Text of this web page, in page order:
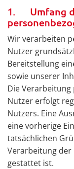
1. Umfang
Wir verarbeiten
Nutzer
Bereitstellung
sowie unserer
Die
Nutzer erfolgt
Nutzers. Eine
eine vorherige
tatsächlichen
Verarbeitung der
gestattet ist.